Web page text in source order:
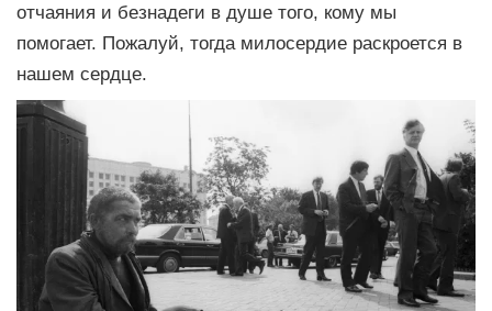
отчаяния и безнадеги в душе того, кому мы
помогает. Пожалуй, тогда милосердие раскроется в
нашем сердце.